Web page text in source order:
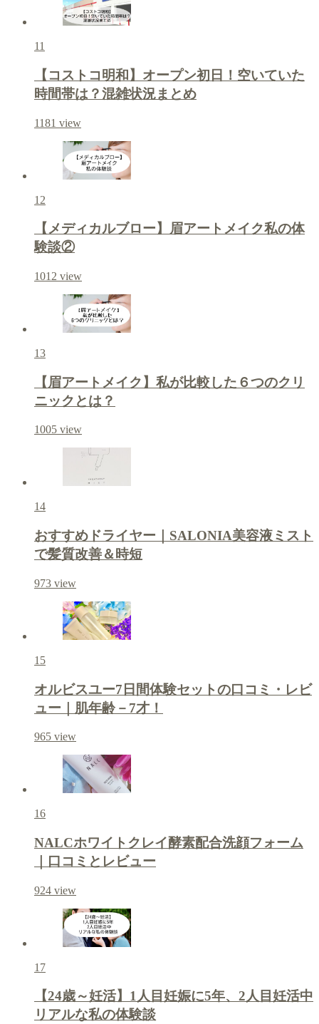
11
【コストコ明和】オープン初日！空いていた
時間帯は？混雑状況まとめ
1181 view
12
【メディカルブロー】眉アートメイク私の体
験談②
1012 view
13
【眉アートメイク】私が比較した６つのクリ
ニックとは？
1005 view
14
おすすめドライヤー｜SALONIA美容液ミスト
で髪質改善＆時短
973 view
15
オルビスユー7日間体験セットの口コミ・レビ
ュー｜肌年齢－7才！
965 view
16
NALCホワイトクレイ酵素配合洗顔フォーム
｜口コミとレビュー
924 view
17
【24歳～妊活】1人目妊娠に5年、2人目妊活中
リアルな私の体験談